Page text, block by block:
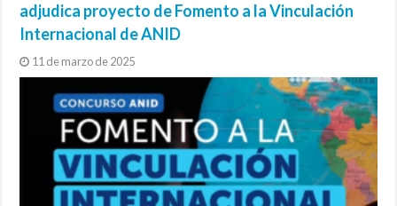
adjudica proyecto de Fomento a la Vinculación
Internacional de ANID
11 de marzo de 2025